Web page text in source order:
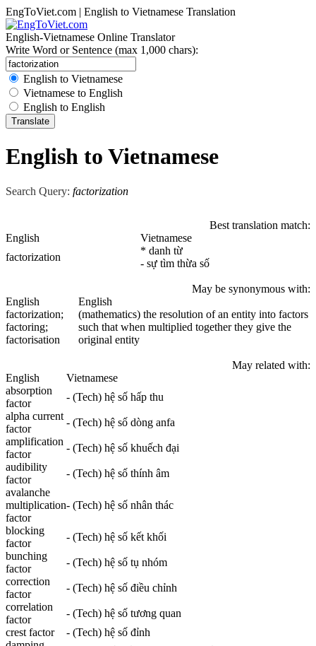
EngToViet.com | English to Vietnamese Translation
English-Vietnamese Online Translator
Write Word or Sentence (max 1,000 chars):
English to Vietnamese
Vietnamese to English
English to English
English to Vietnamese
Search Query: factorization
Best translation match:
English
Vietnamese
factorization
* danh từ
- sự tìm thừa số
May be synonymous with:
English
English
factorization;
factoring;
factorisation
(mathematics) the resolution of an entity into factors
such that when multiplied together they give the
original entity
May related with:
English
Vietnamese
absorption
factor
- (Tech) hệ số hấp thu
alpha current
factor
- (Tech) hệ số dòng anfa
amplification
factor
- (Tech) hệ số khuếch đại
audibility
factor
- (Tech) hệ số thính âm
avalanche
multiplication
factor
- (Tech) hệ số nhân thác
blocking
factor
- (Tech) hệ số kết khối
bunching
factor
- (Tech) hệ số tụ nhóm
correction
factor
- (Tech) hệ số điều chỉnh
correlation
factor
- (Tech) hệ số tương quan
crest factor
- (Tech) hệ số đỉnh